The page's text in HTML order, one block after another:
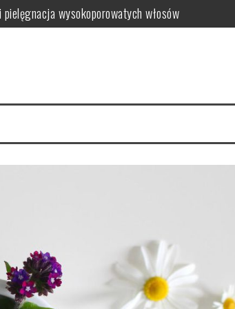
wysokoporowatych włosów
dla skóry
farbowaniu?
pielęgnacja krok po kroku